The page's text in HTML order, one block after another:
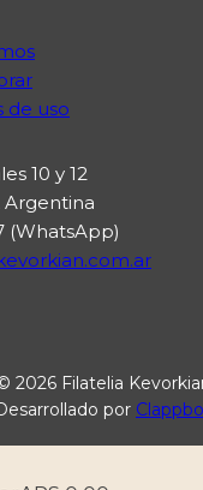
de uso
10 y 12
Argentina
(WhatsApp)
2026 Filatelia
por